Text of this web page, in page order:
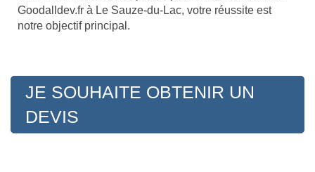
Goodalldev.fr à Le Sauze-du-Lac, votre réussite est
notre objectif principal.
JE SOUHAITE OBTENIR UN
DEVIS